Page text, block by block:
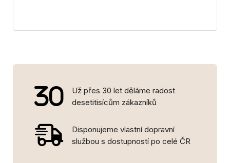
Už přes 30 let děláme radost
desetitisícům zákazníků
Disponujeme vlastní dopravní
službou s dostupností po celé ČR